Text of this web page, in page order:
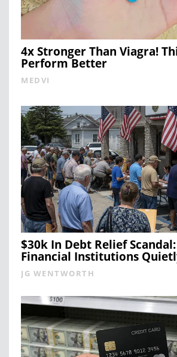
4x Stronger Than Viagra!
Perform Better
MEDVI
$30k In Debt Relief
Financial Institutions
JG WENTWORTH